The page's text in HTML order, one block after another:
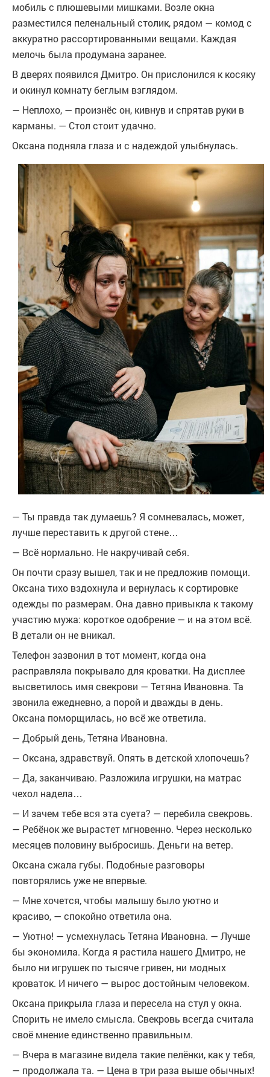
мобиль с плюшевыми мишками. Возле окна
разместился пеленальный столик, рядом — комод с
аккуратно рассортированными вещами. Каждая
мелочь была продумана заранее.
В дверях появился Дмитро. Он прислонился к косяку
и окинул комнату беглым взглядом.
— Неплохо, — произнёс он, кивнув и спрятав руки в
карманы. — Стол стоит удачно.
Оксана подняла глаза и с надеждой улыбнулась.
— Ты правда так думаешь? Я сомневалась, может,
лучше переставить к другой стене…
— Всё нормально. Не накручивай себя.
Он почти сразу вышел, так и не предложив помощи.
Оксана тихо вздохнула и вернулась к сортировке
одежды по размерам. Она давно привыкла к такому
участию мужа: короткое одобрение — и на этом всё.
В детали он не вникал.
Телефон зазвонил в тот момент, когда она
расправляла покрывало для кроватки. На дисплее
высветилось имя свекрови — Тетяна Ивановна. Та
звонила ежедневно, а порой и дважды в день.
Оксана поморщилась, но всё же ответила.
— Добрый день, Тетяна Ивановна.
— Оксана, здравствуй. Опять в детской хлопочешь?
— Да, заканчиваю. Разложила игрушки, на матрас
чехол надела…
— И зачем тебе вся эта суета? — перебила свекровь.
— Ребёнок же вырастет мгновенно. Через несколько
месяцев половину выбросишь. Деньги на ветер.
Оксана сжала губы. Подобные разговоры
повторялись уже не впервые.
— Мне хочется, чтобы малышу было уютно и
красиво, — спокойно ответила она.
— Уютно! — усмехнулась Тетяна Ивановна. — Лучше
бы экономила. Когда я растила нашего Дмитро, не
было ни игрушек по тысяче гривен, ни модных
кроваток. И ничего — вырос достойным человеком.
Оксана прикрыла глаза и пересела на стул у окна.
Спорить не имело смысла. Свекровь всегда считала
своё мнение единственно правильным.
— Вчера в магазине видела такие пелёнки, как у тебя,
— продолжала та. — Цена в три раза выше обычных!